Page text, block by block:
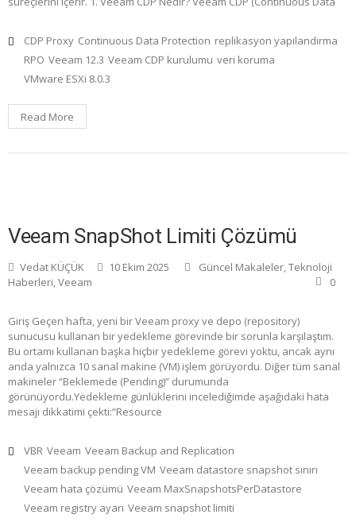
CDP Proxy Continuous Data Protection replikasyon yapılandırma
RPO Veeam 12.3 Veeam CDP kurulumu veri koruma
VMware ESXi 8.0.3
Read More
Veeam SnapShot Limiti Çözümü
Vedat KÜÇÜK 10 Ekim 2025 Güncel Makaleler,Teknoloji
Haberleri,Veeam 0
Giriş Geçen hafta, yeni bir Veeam proxy ve depo (repository)
sunucusu kullanan bir yedekleme görevinde bir sorunla karşılaştım.
Bu ortamı kullanan başka hiçbir yedekleme görevi yoktu, ancak aynı
anda yalnızca 10 sanal makine (VM) işlem görüyordu. Diğer tüm sanal
makineler “Beklemede (Pending)” durumunda
görünüyordu.Yedekleme günlüklerini incelediğimde aşağıdaki hata
mesajı dikkatimi çekti:“Resource
VBR Veeam Veeam Backup and Replication
Veeam backup pending VM Veeam datastore snapshot sınırı
Veeam hata çözümü Veeam MaxSnapshotsPerDatastore
Veeam registry ayarı Veeam snapshot limiti